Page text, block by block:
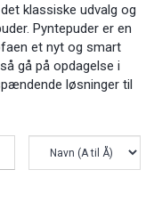
klassiske udvalg og
Pyntepuder er en
et nyt og smart
gå på opdagelse i
løsninger til